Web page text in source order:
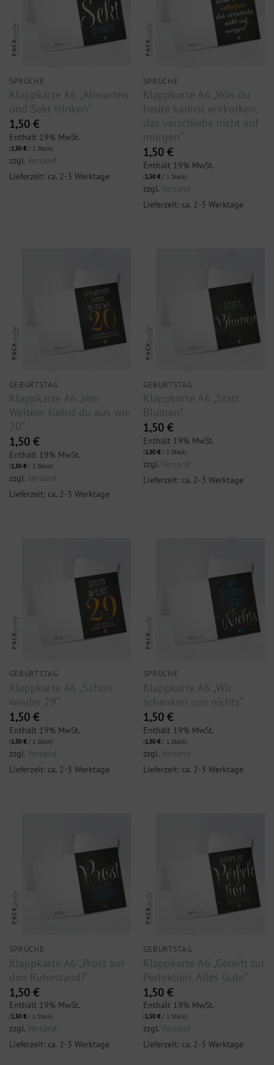
SPRÜCHE
Klappkarte A6 „Abwarten
und Sekt trinken“
1,50 €
Enthält 19% MwSt.
(1,50€/ 1 Stück)
zzgl. Versand
Lieferzeit: ca. 2-3 Werktage
SPRÜCHE
Klappkarte A6 „Was du
heute kannst entkorken,
das verschiebe nicht auf
morgen“
1,50 €
Enthält 19% MwSt.
(1,50€/ 1 Stück)
zzgl. Versand
Lieferzeit: ca. 2-3 Werktage
GEBURTSTAG
Klappkarte A6 „Von
Weitem siehst du aus wie
20“
1,50 €
Enthält 19% MwSt.
(1,50€/ 1 Stück)
zzgl. Versand
Lieferzeit: ca. 2-3 Werktage
GEBURTSTAG
Klappkarte A6 „Statt
Blumen“
1,50 €
Enthält 19% MwSt.
(1,50€/ 1 Stück)
zzgl. Versand
Lieferzeit: ca. 2-3 Werktage
GEBURTSTAG
Klappkarte A6 „Schon
wieder 29“
1,50 €
Enthält 19% MwSt.
(1,50€/ 1 Stück)
zzgl. Versand
Lieferzeit: ca. 2-3 Werktage
SPRÜCHE
Klappkarte A6 „Wir
schenken uns nichts“
1,50 €
Enthält 19% MwSt.
(1,50€/ 1 Stück)
zzgl. Versand
Lieferzeit: ca. 2-3 Werktage
SPRÜCHE
Klappkarte A6 „Prost auf
den Ruhestand!“
1,50 €
Enthält 19% MwSt.
(1,50€/ 1 Stück)
zzgl. Versand
Lieferzeit: ca. 2-3 Werktage
GEBURTSTAG
Klappkarte A6 „Gereift zur
Perfektion. Alles Gute“
1,50 €
Enthält 19% MwSt.
(1,50€/ 1 Stück)
zzgl. Versand
Lieferzeit: ca. 2-3 Werktage